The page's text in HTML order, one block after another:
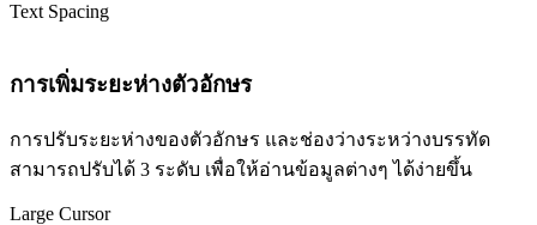
Text Spacing
การเพิ่มระยะห่างตัวอักษร
การปรับระยะห่างของตัวอักษร และช่องว่างระหว่างบรรทัด
สามารถปรับได้ 3 ระดับ เพื่อให้อ่านข้อมูลต่างๆ ได้ง่ายขึ้น
Large Cursor